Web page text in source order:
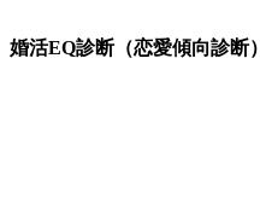
婚活EQ診断（恋愛傾向診断